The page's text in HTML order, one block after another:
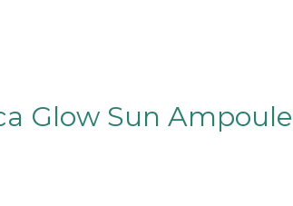
Glow Sun Ampoule